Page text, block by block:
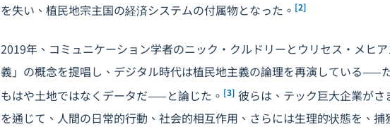
を失い、植民地宗主国の経済システムの付属物となった。 [2]
2019年、コミュニケーション学者のニック・クルドリーとウリセス・メヒ
義」の概念を提唱し、デジタル時代は植民地主義の論理を再演している——
もはや土地ではなくデータだ——と論じた。 [3] 彼らは、テック巨大企業がさ
を通じて、人間の日常的行動、社会的相互作用、さらには生理的状態を、